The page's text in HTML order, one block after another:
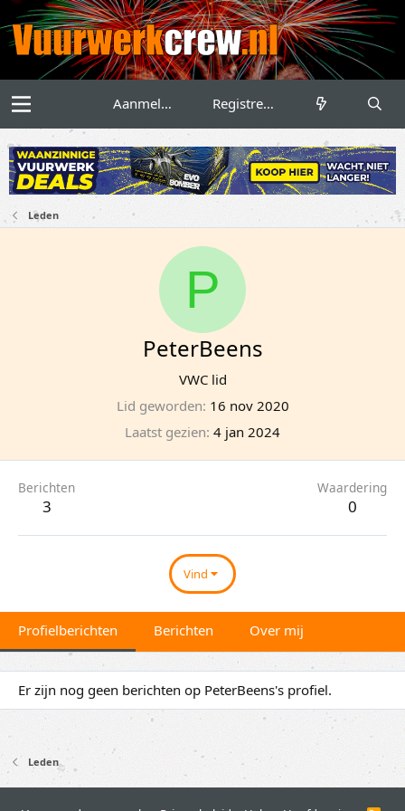
Aanmelden Registreren
Leden
P
PeterBeens
VWC lid
Lid geworden 16 nov 2020
Laatst gezien 4 jan 2024
Berichten
3
Waardering
0
Vind
Profielberichten Berichten Over mij
Er zijn nog geen berichten op PeterBeens's profiel.
Leden